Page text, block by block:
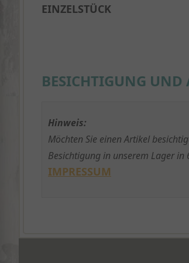
EINZELSTÜCK
BESICHTIGUNG
Hinweis:
Möchten Sie einen Artikel
Besichtigung in unserem Lager
IMPRESSUM